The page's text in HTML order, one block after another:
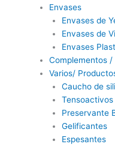
Envases
Envases de
Envases de
Envases
Complementos /
Varios/
Caucho de
Tensoactivos
Preservante
Gelificantes
Espesantes